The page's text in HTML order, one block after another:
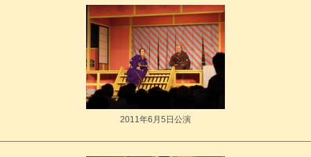
2011年6月5日公演